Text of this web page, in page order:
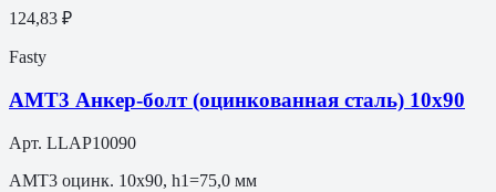
124,83 ₽
Fasty
АМТ3 Анкер-болт (оцинкованная сталь) 10х90
Арт. LLAP10090
АМТ3 оцинк. 10х90, h1=75,0 мм